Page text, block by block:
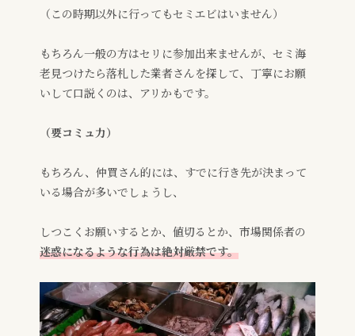
（この時期以外に行ってもセミエビはいません）
もちろん一般の方はセリに参加出来ませんが、セミ海
老見つけたら落札した業者さんを探して、丁寧にお願
いして口説くのは、アリかもです。
（要コミュ力）
もちろん、仲買さん的には、すでに行き先が決まって
いる場合が多いでしょうし、
しつこくお願いするとか、値切るとか、市場関係者の
迷惑になるような行為は絶対厳禁です。